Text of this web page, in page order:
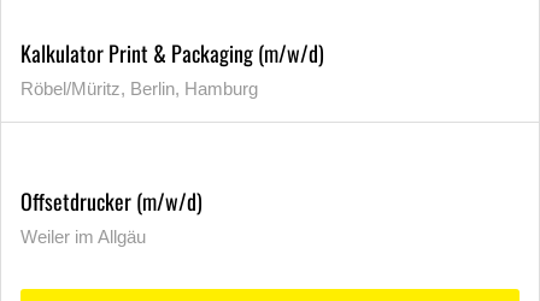
Kalkulator Print & Packaging (m/w/d)
Röbel/Müritz, Berlin, Hamburg
Offsetdrucker (m/w/d)
Weiler im Allgäu